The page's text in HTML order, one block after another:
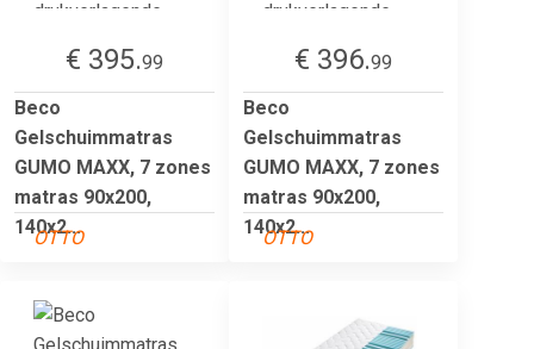
€ 395.99
Beco
Gelschuimmatras
GUMO MAXX, 7 zones
matras 90x200,
140x2...
OTTO
€ 396.99
Beco
Gelschuimmatras
GUMO MAXX, 7 zones
matras 90x200,
140x2...
OTTO